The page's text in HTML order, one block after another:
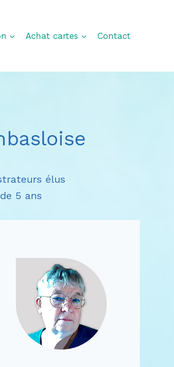
Achat cartes Contact
élus
5 ans